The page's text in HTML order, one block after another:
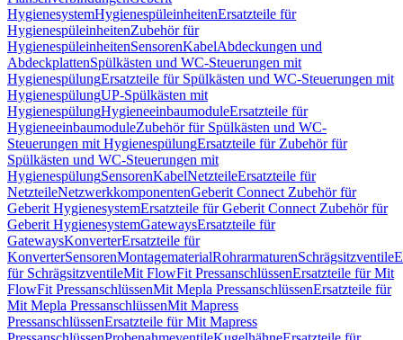
HygienesystemHygienespüleinheitenErsatzteile für
HygienespüleinheitenZubehör für
HygienespüleinheitenSensorenKabelAbdeckungen und
AbdeckplattenSpülkästen und WC-Steuerungen mit
HygienespülungErsatzteile für Spülkästen und WC-Steuerungen mit
HygienespülungUP-Spülkästen mit
HygienespülungHygieneeinbaumoduleErsatzteile für
HygieneeinbaumoduleZubehör für Spülkästen und WC-
Steuerungen mit HygienespülungErsatzteile für Zubehör für
Spülkästen und WC-Steuerungen mit
HygienespülungSensorenKabelNetzteileErsatzteile für
NetzteileNetzwerkkomponentenGeberit Connect Zubehör für
Geberit HygienesystemErsatzteile für Geberit Connect Zubehör für
Geberit HygienesystemGatewaysErsatzteile für
GatewaysKonverterErsatzteile für
KonverterSensorenMontagematerialRohrarmaturenSchrägsitzventile
für SchrägsitzventileMit FlowFit PressanschlüssenErsatzteile für Mit
FlowFit PressanschlüssenMit Mepla PressanschlüssenErsatzteile für
Mit Mepla PressanschlüssenMit Mapress
PressanschlüssenErsatzteile für Mit Mapress